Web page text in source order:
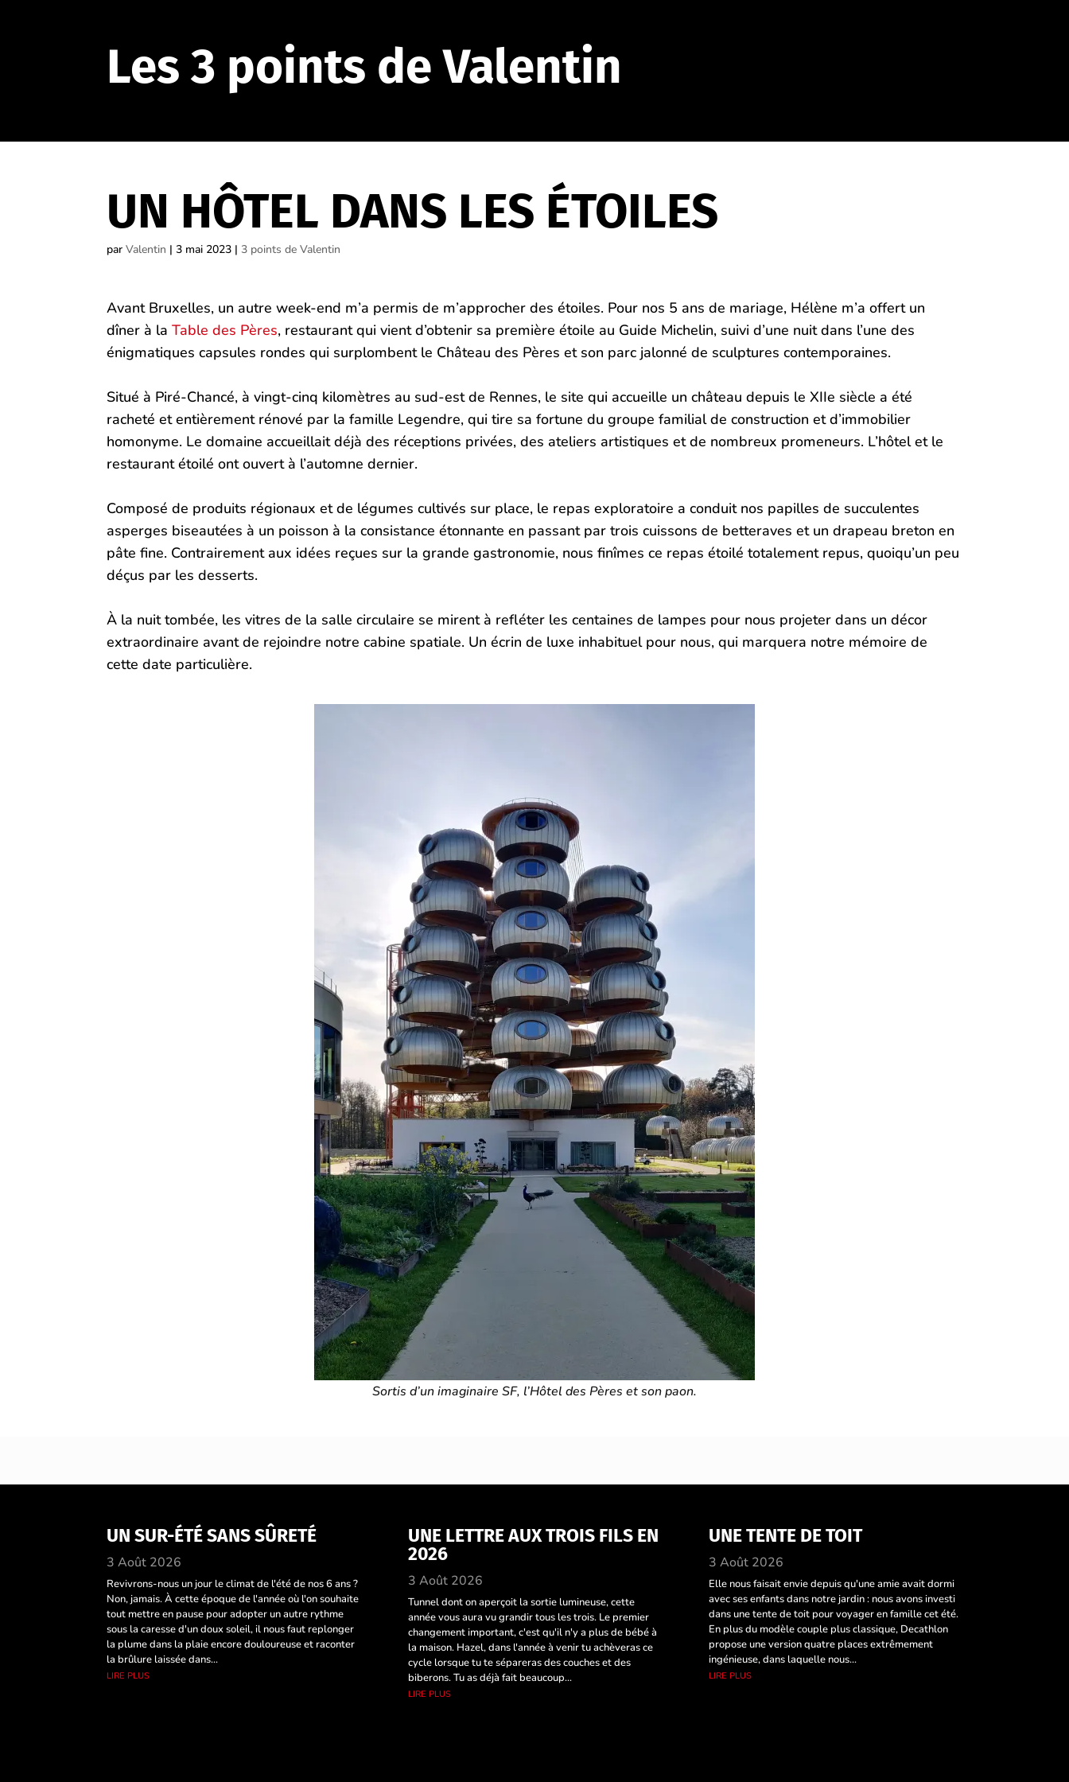
Les 3 points de Valentin
UN HÔTEL DANS LES ÉTOILES
parValentin |3 mai 2023 |3 points de Valentin
Avant Bruxelles, un autre week-end m’a permis de m’approcher des étoiles. Pour nos 5 ans de mariage, Hélène m’a offert un
dîner à laTable des Pères, restaurant qui vient d’obtenir sa première étoile au Guide Michelin, suivi d’une nuit dans l’une des
énigmatiques capsules rondes qui surplombent le Château des Pères et son parc jalonné de sculptures contemporaines.
Situé à Piré-Chancé, à vingt-cinq kilomètres au sud-est de Rennes, le site qui accueille un château depuis le XIIe siècle a été
racheté et entièrement rénové par la famille Legendre, qui tire sa fortune du groupe familial de construction et d’immobilier
homonyme. Le domaine accueillait déjà des réceptions privées, des ateliers artistiques et de nombreux promeneurs. L’hôtel et le
restaurant étoilé ont ouvert à l’automne dernier.
Composé de produits régionaux et de légumes cultivés sur place, le repas exploratoire a conduit nos papilles de succulentes
asperges biseautées à un poisson à la consistance étonnante en passant par trois cuissons de betteraves et un drapeau breton en
pâte fine. Contrairement aux idées reçues sur la grande gastronomie, nous finîmes ce repas étoilé totalement repus, quoiqu’un peu
déçus par les desserts.
À la nuit tombée, les vitres de la salle circulaire se mirent à refléter les centaines de lampes pour nous projeter dans un décor
extraordinaire avant de rejoindre notre cabine spatiale. Un écrin de luxe inhabituel pour nous, qui marquera notre mémoire de
cette date particulière.
Sortis d’un imaginaire SF, l’Hôtel des Pères et son paon.
UN SUR-ÉTÉ SANS SÛRETÉ
3 Août 2026
Revivrons-nous un jour le climat de l'été de nos 6 ans ?
Non, jamais. À cette époque de l'année où l'on souhaite
tout mettre en pause pour adopter un autre rythme
sous la caresse d'un doux soleil, il nous faut replonger
la plume dans la plaie encore douloureuse et raconter
la brûlure laissée dans...
lire plus
UNE LETTRE AUX TROIS FILS EN
2026
3 Août 2026
Tunnel dont on aperçoit la sortie lumineuse, cette
année vous aura vu grandir tous les trois. Le premier
changement important, c'est qu'il n'y a plus de bébé à
la maison. Hazel, dans l'année à venir tu achèveras ce
cycle lorsque tu te sépareras des couches et des
biberons. Tu as déjà fait beaucoup...
lire plus
UNE TENTE DE TOIT
3 Août 2026
Elle nous faisait envie depuis qu'une amie avait dormi
avec ses enfants dans notre jardin : nous avons investi
dans une tente de toit pour voyager en famille cet été.
En plus du modèle couple plus classique, Decathlon
propose une version quatre places extrêmement
ingénieuse, dans laquelle nous...
lire plus